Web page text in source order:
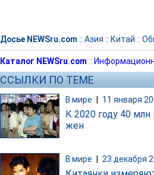
Досье NEWSru.com :: Азия :: Китай ::
Каталог NEWSru.com ::
ССЫЛКИ ПО ТЕМЕ
В мире 11 января
К 2020 году 40
жен
В мире 23 декабря